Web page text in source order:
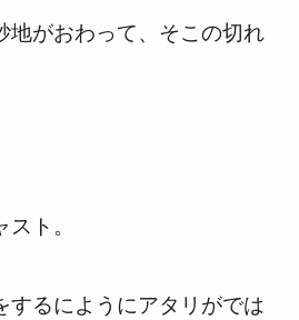
地がおわって、そこの切れ
ト。
するにようにアタリがでは